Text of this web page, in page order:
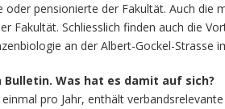
pensionierte der Fakultät. Auch die
Fakultät. Schliesslich finden auch die
an der Albert-Gockel-Strasse
Was hat es damit auf sich?
pro Jahr, enthält